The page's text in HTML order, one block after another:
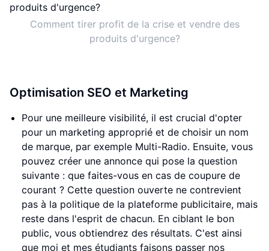
Comment tirer profit de la crise et vendre des
produits d'urgence?
Optimisation SEO et Marketing
Pour une meilleure visibilité, il est crucial d'opter
pour un marketing approprié et de choisir un nom
de marque, par exemple Multi-Radio. Ensuite, vous
pouvez créer une annonce qui pose la question
suivante : que faites-vous en cas de coupure de
courant ? Cette question ouverte ne contrevient
pas à la politique de la plateforme publicitaire, mais
reste dans l'esprit de chacun. En ciblant le bon
public, vous obtiendrez des résultats. C'est ainsi
que moi et mes étudiants faisons passer nos